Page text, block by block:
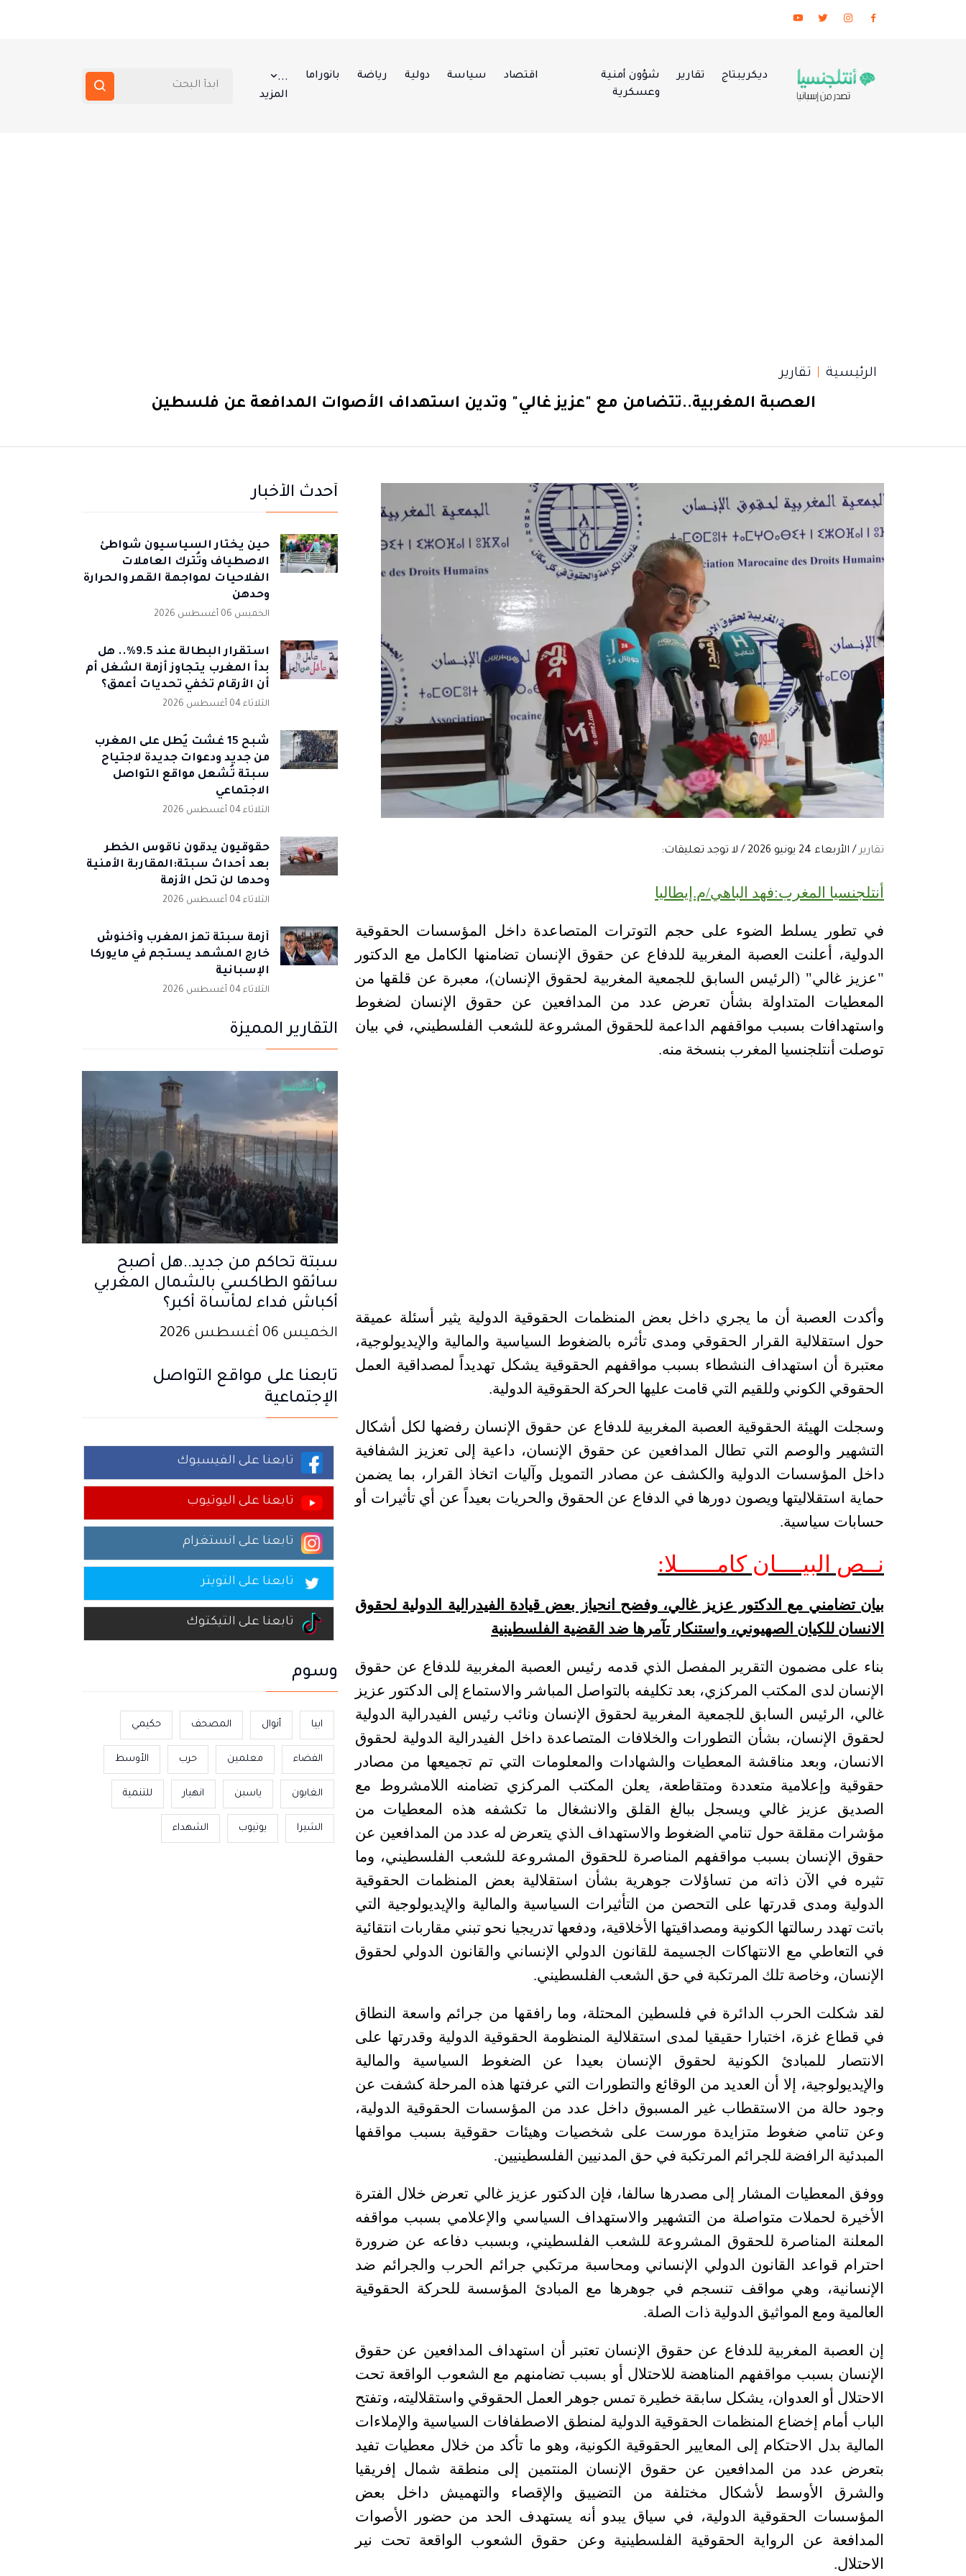
ديكريبتاج تقارير
شؤون أمنية
وعسكرية
اقتصاد سياسة دولية رياضة بانوراما
...
المزيد
الرئيسية تقارير
العصبة المغربية..تتضامن مع "عزيز غالي" وتدين استهداف الأصوات المدافعة عن فلسطين
تقارير/ الأربعاء 24 يونيو 2026 / لا توجد تعليقات:
أنتلجنسيا المغرب:فهد الباهي/م.إيطاليا
في تطور يسلط الضوء على حجم التوترات المتصاعدة داخل المؤسسات الحقوقية
الدولية، أعلنت العصبة المغربية للدفاع عن حقوق الإنسان تضامنها الكامل مع الدكتور
"عزيز غالي" (الرئيس السابق للجمعية المغربية لحقوق الإنسان)، معبرة عن قلقها من
المعطيات المتداولة بشأن تعرض عدد من المدافعين عن حقوق الإنسان لضغوط
واستهدافات بسبب مواقفهم الداعمة للحقوق المشروعة للشعب الفلسطيني، في بيان
توصلت أنتلجنسيا المغرب بنسخة منه.
وأكدت العصبة أن ما يجري داخل بعض المنظمات الحقوقية الدولية يثير أسئلة عميقة
حول استقلالية القرار الحقوقي ومدى تأثره بالضغوط السياسية والمالية والإيديولوجية،
معتبرة أن استهداف النشطاء بسبب مواقفهم الحقوقية يشكل تهديداً لمصداقية العمل
الحقوقي الكوني وللقيم التي قامت عليها الحركة الحقوقية الدولية.
وسجلت الهيئة الحقوقية العصبة المغربية للدفاع عن حقوق الإنسان رفضها لكل أشكال
التشهير والوصم التي تطال المدافعين عن حقوق الإنسان، داعية إلى تعزيز الشفافية
داخل المؤسسات الدولية والكشف عن مصادر التمويل وآليات اتخاذ القرار، بما يضمن
حماية استقلاليتها ويصون دورها في الدفاع عن الحقوق والحريات بعيداً عن أي تأثيرات أو
حسابات سياسية.
نــص البيــــان كامــــــلا:
بيان تضامني مع الدكتور عزيز غالي، وفضح انحياز بعض قيادة الفيدرالية الدولية لحقوق
الانسان للكيان الصهيوني، واستنكار تآمرها ضد القضية الفلسطينية
بناء على مضمون التقرير المفصل الذي قدمه رئيس العصبة المغربية للدفاع عن حقوق
الإنسان لدى المكتب المركزي، بعد تكليفه بالتواصل المباشر والاستماع إلى الدكتور عزيز
غالي، الرئيس السابق للجمعية المغربية لحقوق الإنسان ونائب رئيس الفيدرالية الدولية
لحقوق الإنسان، بشأن التطورات والخلافات المتصاعدة داخل الفيدرالية الدولية لحقوق
الانسان، وبعد مناقشة المعطيات والشهادات والمعلومات التي تم تجميعها من مصادر
حقوقية وإعلامية متعددة ومتقاطعة، يعلن المكتب المركزي تضامنه اللامشروط مع
الصديق عزيز غالي ويسجل ببالغ القلق والانشغال ما تكشفه هذه المعطيات من
مؤشرات مقلقة حول تنامي الضغوط والاستهداف الذي يتعرض له عدد من المدافعين عن
حقوق الإنسان بسبب مواقفهم المناصرة للحقوق المشروعة للشعب الفلسطيني، وما
تثيره في الآن ذاته من تساؤلات جوهرية بشأن استقلالية بعض المنظمات الحقوقية
الدولية ومدى قدرتها على التحصن من التأثيرات السياسية والمالية والإيديولوجية التي
باتت تهدد رسالتها الكونية ومصداقيتها الأخلاقية، ودفعها تدريجيا نحو تبني مقاربات انتقائية
في التعاطي مع الانتهاكات الجسيمة للقانون الدولي الإنساني والقانون الدولي لحقوق
الإنسان، وخاصة تلك المرتكبة في حق الشعب الفلسطيني.
لقد شكلت الحرب الدائرة في فلسطين المحتلة، وما رافقها من جرائم واسعة النطاق
في قطاع غزة، اختبارا حقيقيا لمدى استقلالية المنظومة الحقوقية الدولية وقدرتها على
الانتصار للمبادئ الكونية لحقوق الإنسان بعيدا عن الضغوط السياسية والمالية
والإيديولوجية، إلا أن العديد من الوقائع والتطورات التي عرفتها هذه المرحلة كشفت عن
وجود حالة من الاستقطاب غير المسبوق داخل عدد من المؤسسات الحقوقية الدولية،
وعن تنامي ضغوط متزايدة مورست على شخصيات وهيئات حقوقية بسبب مواقفها
المبدئية الرافضة للجرائم المرتكبة في حق المدنيين الفلسطينيين.
ووفق المعطيات المشار إلى مصدرها سالفا، فإن الدكتور عزيز غالي تعرض خلال الفترة
الأخيرة لحملات متواصلة من التشهير والاستهداف السياسي والإعلامي بسبب مواقفه
المعلنة المناصرة للحقوق المشروعة للشعب الفلسطيني، وبسبب دفاعه عن ضرورة
احترام قواعد القانون الدولي الإنساني ومحاسبة مرتكبي جرائم الحرب والجرائم ضد
الإنسانية، وهي مواقف تنسجم في جوهرها مع المبادئ المؤسسة للحركة الحقوقية
العالمية ومع المواثيق الدولية ذات الصلة.
إن العصبة المغربية للدفاع عن حقوق الإنسان تعتبر أن استهداف المدافعين عن حقوق
الإنسان بسبب مواقفهم المناهضة للاحتلال أو بسبب تضامنهم مع الشعوب الواقعة تحت
الاحتلال أو العدوان، يشكل سابقة خطيرة تمس جوهر العمل الحقوقي واستقلاليته، وتفتح
الباب أمام إخضاع المنظمات الحقوقية الدولية لمنطق الاصطفافات السياسية والإملاءات
المالية بدل الاحتكام إلى المعايير الحقوقية الكونية، وهو ما تأكد من خلال معطيات تفيد
بتعرض عدد من المدافعين عن حقوق الإنسان المنتمين إلى منطقة شمال إفريقيا
والشرق الأوسط لأشكال مختلفة من التضييق والإقصاء والتهميش داخل بعض
المؤسسات الحقوقية الدولية، في سياق يبدو أنه يستهدف الحد من حضور الأصوات
المدافعة عن الرواية الحقوقية الفلسطينية وعن حقوق الشعوب الواقعة تحت نير
الاحتلال.
أحدث الأخبار
حين يختار السياسيون شواطئ
الاصطياف وتُترك العاملات
الفلاحيات لمواجهة القهر والحرارة
وحدهن
الخميس 06 أغسطس 2026
استقرار البطالة عند 9.5%.. هل
بدأ المغرب يتجاوز أزمة الشغل أم
أن الأرقام تخفي تحديات أعمق؟
الثلاثاء 04 أغسطس 2026
شبح 15 غشت يُطل على المغرب
من جديد ودعوات جديدة لاجتياح
سبتة تُشعل مواقع التواصل
الاجتماعي
الثلاثاء 04 أغسطس 2026
حقوقيون يدقون ناقوس الخطر
بعد أحداث سبتة:المقاربة الأمنية
وحدها لن تحل الأزمة
الثلاثاء 04 أغسطس 2026
أزمة سبتة تهز المغرب وأخنوش
خارج المشهد يستجم في مايوركا
الإسبانية
الثلاثاء 04 أغسطس 2026
التقارير المميزة
سبتة تحاكم من جديد..هل أصبح
سائقو الطاكسي بالشمال المغربي
أكباش فداء لمأساة أكبر؟
الخميس 06 أغسطس 2026
تابعنا على مواقع التواصل
الإجتماعية
تابعنا على الفيسبوك
تابعنا على اليوتيوب
تابعنا على انستغرام
تابعنا على التويتر
تابعنا على التيكتوك
وسوم
ابيا أنوال المصحف حكيمي
الفضاء معلمين حرب الأوسط
الغابون ياسبن انهيار للتنمية
الشيرا يوتيوب الشهداء